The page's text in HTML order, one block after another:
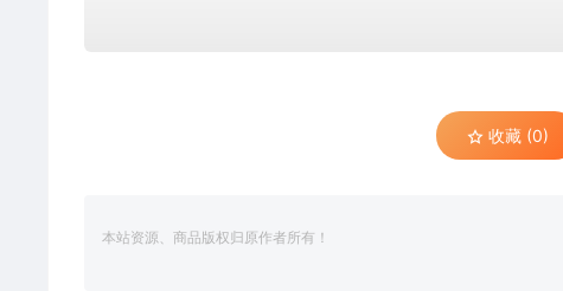
收藏 (0)
本站资源、商品版权归原作者所有！